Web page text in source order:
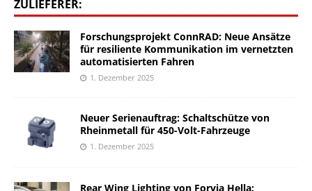
ZULIEFERER:
Forschungsprojekt ConnRAD: Neue Ansätze
für resiliente Kommunikation im vernetzten
automatisierten Fahren
1. Dezember 2025
Neuer Serienauftrag: Schaltschütze von
Rheinmetall für 450-Volt-Fahrzeuge
1. Dezember 2025
Rear Wing Lighting von Forvia Hella: